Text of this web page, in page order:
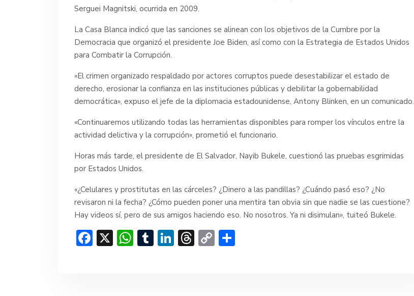
Serguei Magnitski, ocurrida en 2009.
La Casa Blanca indicó que las sanciones se alinean con los objetivos de la Cumbre por la
Democracia que organizó el presidente Joe Biden, así como con la Estrategia de Estados Unidos
para Combatir la Corrupción.
«El crimen organizado respaldado por actores corruptos puede desestabilizar el estado de
derecho, erosionar la confianza en las instituciones públicas y debilitar la gobernabilidad
democrática», expuso el jefe de la diplomacia estadounidense, Antony Blinken, en un comunicado.
«Continuaremos utilizando todas las herramientas disponibles para romper los vínculos entre la
actividad delictiva y la corrupción», prometió el funcionario.
Horas más tarde, el presidente de El Salvador, Nayib Bukele, cuestionó las pruebas esgrimidas
por Estados Unidos.
«¿Celulares y prostitutas en las cárceles? ¿Dinero a las pandillas? ¿Cuándo pasó eso? ¿No
revisaron ni la fecha? ¿Cómo pueden poner una mentira tan obvia sin que nadie se las cuestione?
Hay videos sí, pero de sus amigos haciendo eso. No nosotros. Ya ni disimulan», tuiteó Bukele.
F X W T Li T C